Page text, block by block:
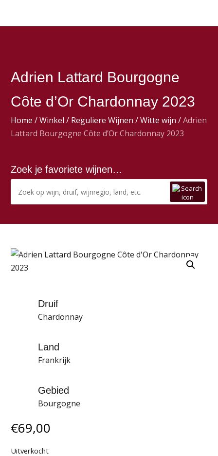
Adrien Lattard Bourgogne
Côte d’Or Chardonnay 2023
Home /Winkel / Reguliere Wijnen /Witte wijn /Adrien
Lattard Bourgogne Côte d’Or Chardonnay 2023
Zoek je favoriete wijnen…
Druif
Chardonnay
Land
Frankrijk
Gebied
Bourgogne
€69,00
Uitverkocht